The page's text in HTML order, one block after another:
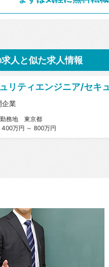
人と似た求人情報
リティエンジニア/セキ
企業
務地 東京都
万円 ～ 800万円